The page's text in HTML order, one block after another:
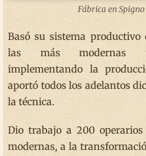
Fábrica en
Basó su sistema
las más modernas
implementando la
aportó todos los adelantos
la técnica.
Dio trabajo a 200
modernas, a la